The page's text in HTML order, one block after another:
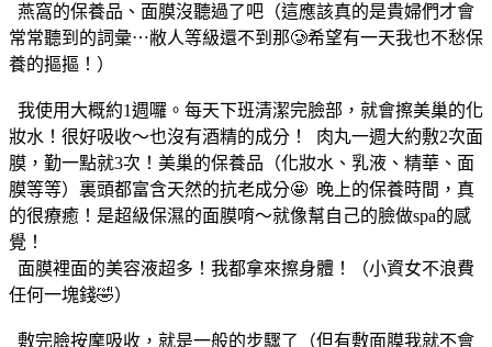
燕窩的保養品、面膜沒聽過了吧（這應該真的是貴婦們才會
常常聽到的詞彙⋯敝人等級還不到那🥲希望有一天我也不愁保
養的摳摳！）
我使用大概約1週囉。每天下班清潔完臉部，就會擦美巢的化
妝水！很好吸收～也沒有酒精的成分！ 肉丸一週大約敷2次面
膜，勤一點就3次！美巢的保養品（化妝水、乳液、精華、面
膜等等）裏頭都富含天然的抗老成分🤩 晚上的保養時間，真
的很療癒！是超級保濕的面膜唷～就像幫自己的臉做spa的感
覺！
面膜裡面的美容液超多！我都拿來擦身體！（小資女不浪費
任何一塊錢🤣）
敷完臉按摩吸收，就是一般的步驟了（但有敷面膜我就不會